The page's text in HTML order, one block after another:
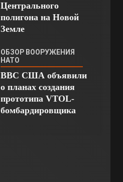
Центрального
полигона на Новой
Земле
ОБЗОР ВООРУЖЕНИЯ
НАТО
ВВС США объявили
о планах создания
прототипа VTOL-
бомбардировщика